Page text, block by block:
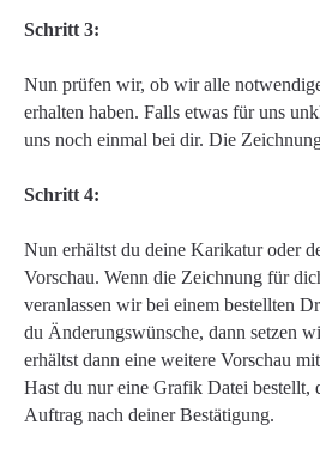
Schritt 3:
Nun prüfen wir, ob wir alle
erhalten haben. Falls etwas für uns
uns noch einmal bei dir. Die
Schritt 4:
Nun erhältst du deine Karikatur oder
Vorschau. Wenn die Zeichnung für
veranlassen wir bei einem bestellten
du Änderungswünsche, dann setzen
erhältst dann eine weitere Vorschau
Hast du nur eine Grafik Datei bestellt,
Auftrag nach deiner Bestätigung.